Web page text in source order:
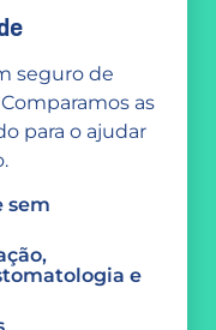
seguro de
as
para o ajudar
sem
e